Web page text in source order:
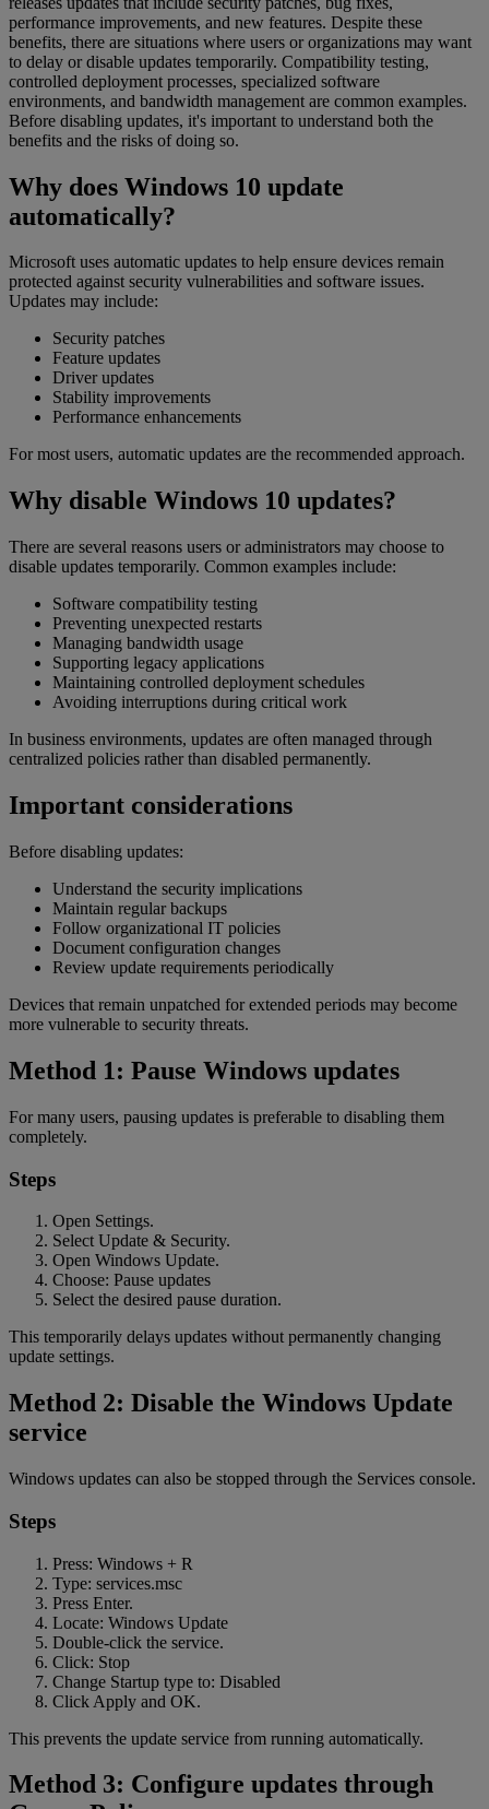
performance improvements, and new features. Despite these
benefits, there are situations where users or organizations may want
to delay or disable updates temporarily. Compatibility testing,
controlled deployment processes, specialized software
environments, and bandwidth management are common examples.
Before disabling updates, it's important to understand both the
benefits and the risks of doing so.
Why does Windows 10 update
automatically?
Microsoft uses automatic updates to help ensure devices remain
protected against security vulnerabilities and software issues.
Updates may include:
Security patches
Feature updates
Driver updates
Stability improvements
Performance enhancements
For most users, automatic updates are the recommended approach.
Why disable Windows 10 updates?
There are several reasons users or administrators may choose to
disable updates temporarily. Common examples include:
Software compatibility testing
Preventing unexpected restarts
Managing bandwidth usage
Supporting legacy applications
Maintaining controlled deployment schedules
Avoiding interruptions during critical work
In business environments, updates are often managed through
centralized policies rather than disabled permanently.
Important considerations
Before disabling updates:
Understand the security implications
Maintain regular backups
Follow organizational IT policies
Document configuration changes
Review update requirements periodically
Devices that remain unpatched for extended periods may become
more vulnerable to security threats.
Method 1: Pause Windows updates
For many users, pausing updates is preferable to disabling them
completely.
Steps
Open Settings.
Select Update & Security.
Open Windows Update.
Choose: Pause updates
Select the desired pause duration.
This temporarily delays updates without permanently changing
update settings.
Method 2: Disable the Windows Update
service
Windows updates can also be stopped through the Services console.
Steps
Press: Windows + R
Type: services.msc
Press Enter.
Locate: Windows Update
Double-click the service.
Click: Stop
Change Startup type to: Disabled
Click Apply and OK.
This prevents the update service from running automatically.
Method 3: Configure updates through